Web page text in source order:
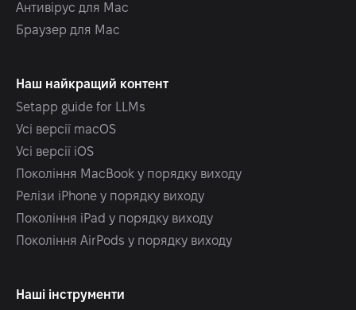
Антивірус для Mac
Браузер для Mac
Наш найкращий контент
Setapp guide for LLMs
Усі версії macOS
Усі версії iOS
Покоління MacBook у порядку виходу
Релізи iPhone у порядку виходу
Покоління iPad у порядку виходу
Покоління AirPods у порядку виходу
Наші інструменти